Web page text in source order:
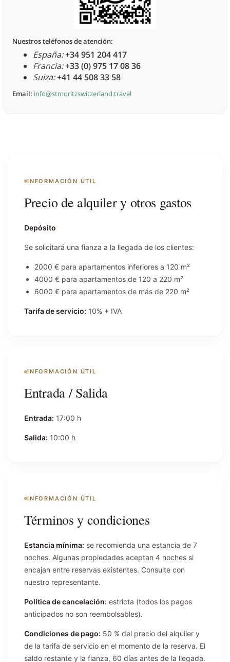
Nuestros teléfonos de atención:
España:+34 951 204 417
Francia:+33 (0) 975 17 08 36
Suiza:+41 44 508 33 58
Email: info@stmoritzswitzerland.travel
INFORMACIÓN ÚTIL
Precio de alquiler y otros gastos
Depósito
Se solicitará una fianza a la llegada de los clientes:
2000 € para apartamentos inferiores a 120 m²
4000 € para apartamentos de 120 a 220 m²
6000 € para apartamentos de más de 220 m²
Tarifa de servicio: 10% + IVA
INFORMACIÓN ÚTIL
Entrada / Salida
Entrada: 17:00 h
Salida: 10:00 h
INFORMACIÓN ÚTIL
Términos y condiciones
Estancia mínima: se recomienda una estancia de 7
noches. Algunas propiedades aceptan 4 noches si
encajan entre reservas existentes. Consulte con
nuestro representante.
Política de cancelación: estricta (todos los pagos
anticipados no son reembolsables).
Condiciones de pago: 50 % del precio del alquiler y
de la tarifa de servicio en el momento de la reserva. El
saldo restante y la fianza, 60 días antes de la llegada.